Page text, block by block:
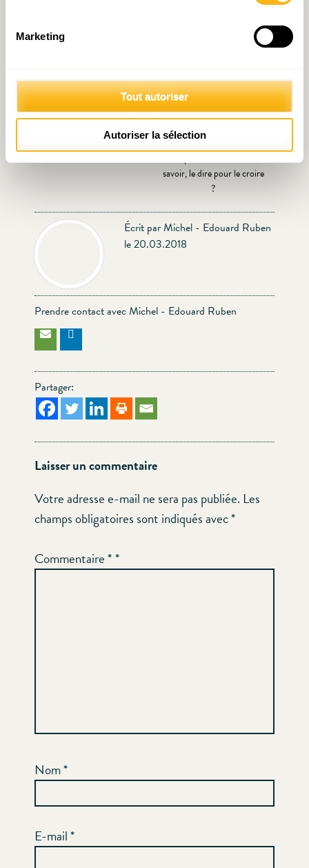
Marketing
Tout autoriser
Autoriser la sélection
Édito de la semaine : De la
réforme fiscale !
Idée du mois n°22:
Responsabilité Sociale des
savoir, le dire pour le croire
?
Écrit par Michel - Edouard Ruben
le 20.03.2018
Prendre contact avec Michel - Edouard Ruben
Partager:
Laisser un commentaire
Votre adresse e-mail ne sera pas publiée. Les
champs obligatoires sont indiqués avec*
Commentaire*
Nom*
E-mail*